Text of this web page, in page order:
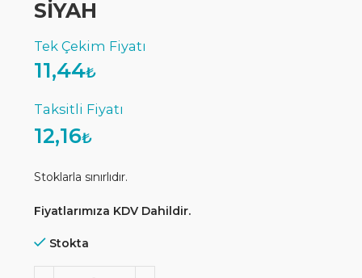
SİYAH
11,44₺
12,16₺
Stoklarla sınırlıdır.
Fiyatlarımıza KDV Dahildir.
Stokta